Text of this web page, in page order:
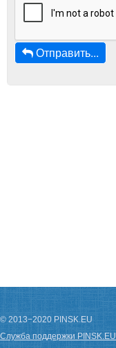
Отправить...
© 2013−2020 PINSK.EU
Служба поддержки PINSK.EU